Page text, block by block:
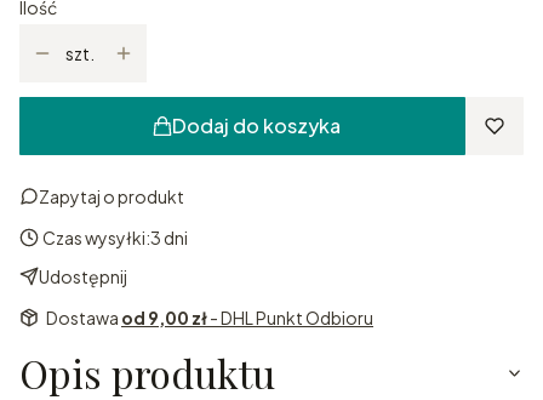
Ilość
szt.
Dodaj do koszyka
Zapytaj o produkt
Czas wysyłki:3 dni
Udostępnij
Dostawa od 9,00 zł- DHL Punkt Odbioru
Opis produktu